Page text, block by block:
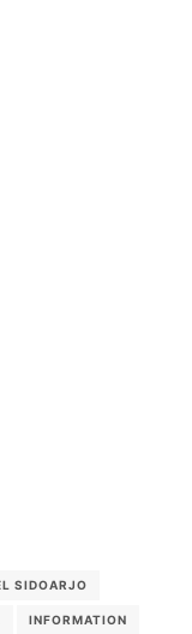
SIDOARJO
INFORMATION